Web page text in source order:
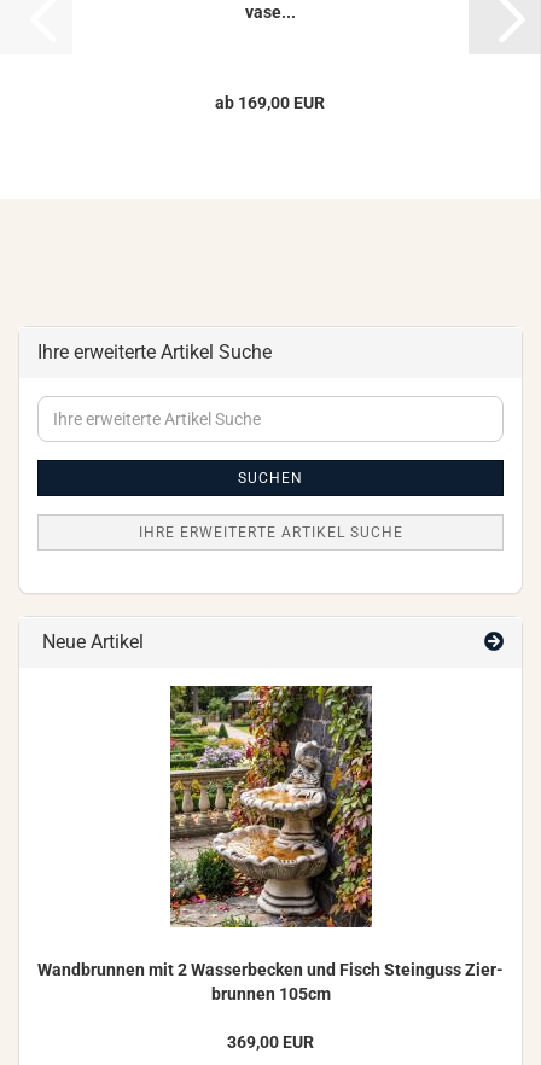
va­se...
ab 169,00 EUR
Ihre erweiterte Artikel Suche
Ihre
erweiterte
SUCHEN
IHRE ERWEITERTE ARTIKEL SUCHE
Neue Artikel
Wand­brun­nen mit 2 Was­ser­be­cken und Fisch Stein­guss Zier­
brun­nen 105cm
369,00 EUR